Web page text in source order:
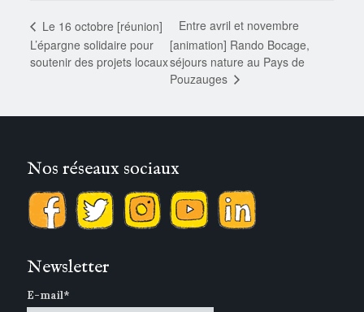
Le 16 octobre [réunion]
L’épargne solidaire pour
soutenir des projets locaux
Entre avril et novembre
[animation] Rando Bocage,
séjours nature au Pays de
Pouzauges
Nos réseaux sociaux
Newsletter
E-mail*